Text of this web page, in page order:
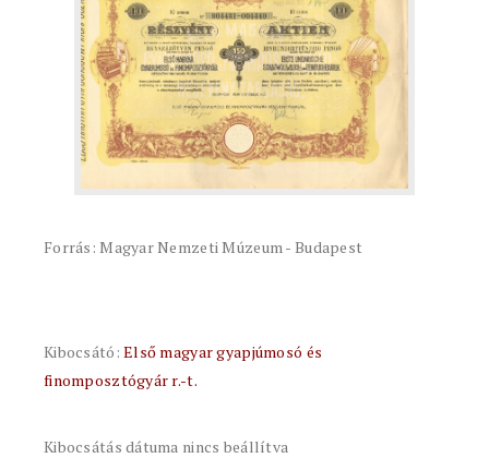
Forrás: Magyar Nemzeti Múzeum - Budapest
Kibocsátó:Első magyar gyapjúmosó és
finomposztógyár r.-t.
Kibocsátás dátuma nincs beállítva